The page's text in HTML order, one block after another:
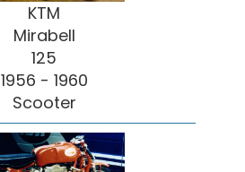
KTM
Mirabell
125
1956 - 1960
Scooter